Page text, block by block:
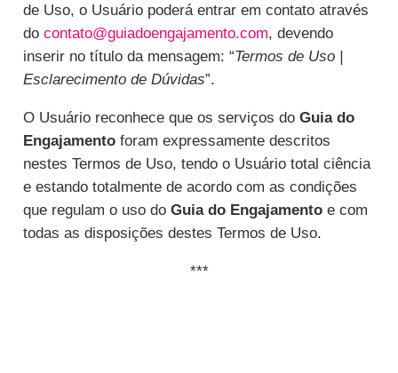
de Uso, o Usuário poderá entrar em contato através
do contato@guiadoengajamento.com, devendo
inserir no título da mensagem: “Termos de Uso |
Esclarecimento de Dúvidas”.
O Usuário reconhece que os serviços do Guia do
Engajamento foram expressamente descritos
nestes Termos de Uso, tendo o Usuário total ciência
e estando totalmente de acordo com as condições
que regulam o uso do Guia do Engajamento e com
todas as disposições destes Termos de Uso.
***